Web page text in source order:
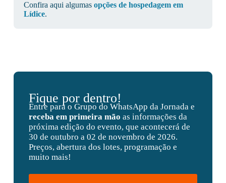
Confira aqui algumas opções de hospedagem em
Lídice.
Fique por dentro!
Entre para o Grupo do WhatsApp da Jornada e
receba em primeira mão as informações da
próxima edição do evento, que acontecerá de
30 de outubro a 02 de novembro de 2026.
Preços, abertura dos lotes, programação e
muito mais!